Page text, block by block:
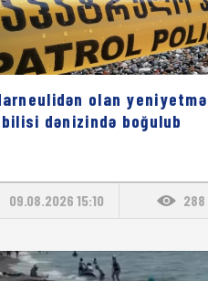
olan yeniyetmə
dənizində boğulub
09.08.2026 15:10 288